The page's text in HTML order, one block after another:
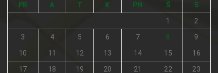
PR A T K PN Š S
1 2
3 4 5 6 7 8 9
10 11 12 13 14 15 16
17 18 19 20 21 22 23